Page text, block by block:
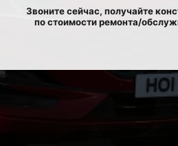
Звоните сейчас, получайте
по стоимости ремонта/